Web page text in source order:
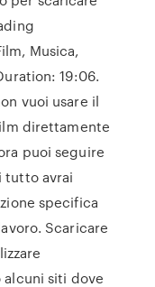
Musica,
19:06.
vuoi usare il
direttamente
puoi seguire
tutto avrai
specifica
Scaricare
siti dove